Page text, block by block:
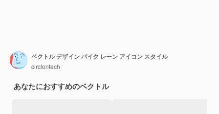
ベクトル デザイン バイク レーン アイコン スタイル
circlontech
あなたにおすすめのベクトル